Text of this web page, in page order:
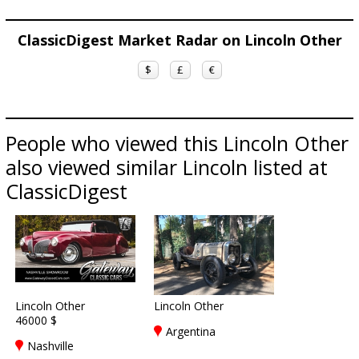
ClassicDigest Market Radar on Lincoln Other
$ £ €
People who viewed this Lincoln Other
also viewed similar Lincoln listed at
ClassicDigest
Lincoln Other
46000 $
Nashville
Lincoln Other
Argentina